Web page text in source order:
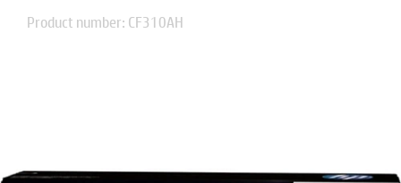
Product number: CF310AH